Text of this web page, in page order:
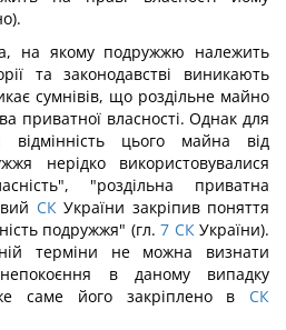
на якому подружжю належить
та законодавстві виникають
сумнівів, що роздільне майно
приватної власності. Однак для
відмінність цього майна від
нерідко використовувалися
"роздільна приватна
СКУкраїни закріпив поняття
подружжя" (гл. 7 СКУкраїни).
терміни не можна визнати
в даному випадку
саме його закріплено в СК